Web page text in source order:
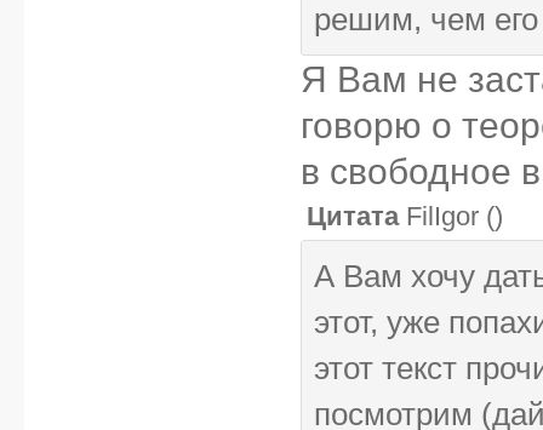
решим, чем его
Я Вам не
говорю о
в свободное
Цитата FilIgor ()
А Вам хочу
этот, уже
этот текст
посмотрим